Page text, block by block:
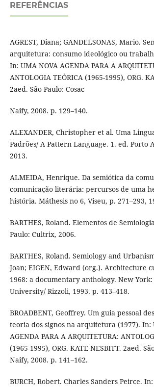
REFERÊNCIAS
AGREST, Diana; GANDELSONAS, Mario.
arquitetura: consumo ideológico ou
In: UMA NOVA AGENDA PARA A
ANTOLOGIA TEÓRICA (1965-1995), ORG.
2aed. São Paulo: Cosac
Naify, 2008. p. 129–140.
ALEXANDER, Christopher et al. Uma
Padrões/ A Pattern Language. 1. ed. Porto
2013.
ALMEIDA, Henrique. Da semiótica da
comunicação literária: percursos de uma
história. Máthesis no 6, Viseu, p. 271–293,
BARTHES, Roland. Elementos de
Paulo: Cultrix, 2006.
BARTHES, Roland. Semiology and
Joan; EIGEN, Edward (org.). Architecture
1968: a documentary anthology. New
University/ Rizzoli, 1993. p. 413–418.
BROADBENT, Geoffrey. Um guia pessoal
teoria dos signos na arquitetura (1977). In:
AGENDA PARA A ARQUITETURA:
(1965-1995), ORG. KATE NESBITT. 2aed.
Naify, 2008. p. 141–162.
BURCH, Robert. Charles Sanders Peirce. In: